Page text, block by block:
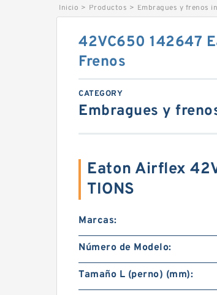
Inicio > Productos > Embragues y frenos
42VC650 142647
Frenos
CATEGORY
Embragues y
Eaton Airflex
TIONS
Marcas:
Número de Modelo:
Tamaño L (perno) (mm):